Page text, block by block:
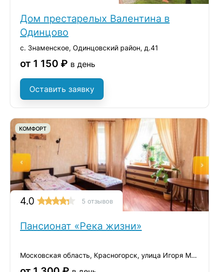
Дом престарелых Валентина в
Одинцово
с. Знаменское, Одинцовский район, д.41
от 1 150 ₽ в день
Оставить заявку
КОМФОРТ
4.0 5 отзывов
Пансионат «Река жизни»
Московская область, Красногорск, улица Игоря Мерлушкина, 1